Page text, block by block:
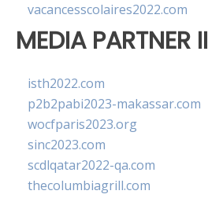
vacancesscolaires2022.com
MEDIA PARTNER II
isth2022.com
p2b2pabi2023-makassar.com
wocfparis2023.org
sinc2023.com
scdlqatar2022-qa.com
thecolumbiagrill.com